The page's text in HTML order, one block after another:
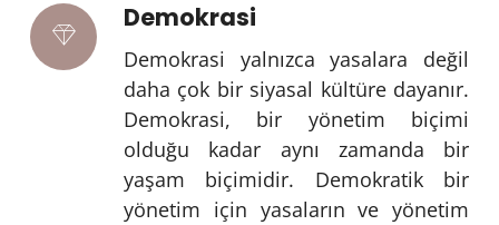
Demokrasi
Demokrasi yalnızca yasalara değil
daha çok bir siyasal kültüre dayanır.
Demokrasi, bir yönetim biçimi
olduğu kadar aynı zamanda bir
yaşam biçimidir. Demokratik bir
yönetim için yasaların ve yönetim